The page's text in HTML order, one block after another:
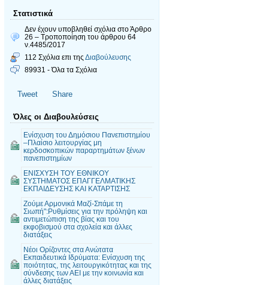
Στατιστικά
Δεν έχουν υποβληθεί σχόλια στο Άρθρο
26 – Τροποποίηση του άρθρου 64
ν.4485/2017
112 Σχόλια επι της Διαβούλευσης
89931 - Όλα τα Σχόλια
Tweet Share
Όλες οι Διαβουλεύσεις
Ενίσχυση του Δημόσιου Πανεπιστημίου
–Πλαίσιο λειτουργίας μη
κερδοσκοπικών παραρτημάτων ξένων
πανεπιστημίων
ΕΝΙΣΧΥΣΗ ΤΟΥ ΕΘΝΙΚΟΥ
ΣΥΣΤΗΜΑΤΟΣ ΕΠΑΓΓΕΛΜΑΤΙΚΗΣ
ΕΚΠΑΙΔΕΥΣΗΣ ΚΑΙ ΚΑΤΑΡΤΙΣΗΣ
Ζούμε Αρμονικά Μαζί-Σπάμε τη
Σιωπή":Ρυθμίσεις για την πρόληψη και
αντιμετώπιση της βίας και του
εκφοβισμού στα σχολεία και άλλες
διατάξεις
Νέοι Ορίζοντες στα Ανώτατα
Εκπαιδευτικά Ιδρύματα: Ενίσχυση της
ποιότητας, της λειτουργικότητας και της
σύνδεσης των ΑΕΙ με την κοινωνία και
άλλες διατάξεις